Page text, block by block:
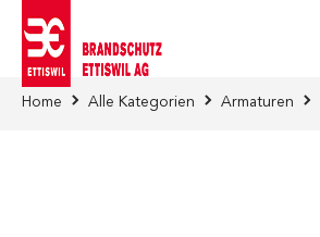
Home Alle Kategorien Armaturen